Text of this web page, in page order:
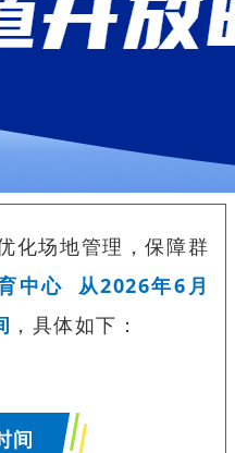
化场地管理，保障群
中心
从2026年6月
，具体如下：
间